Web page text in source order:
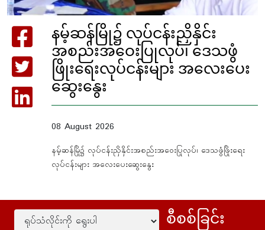
နမ့်ဆန်မြို၌ လုပ်ငန်းညှိနှိင်း
အစည်းအဝေးပြုလုပ်၊ ဒေသဖွံ
ဖြိုးရေးလုပ်ငန်းများ အလေးပေး
ဆွေးနွေး
08 August 2026
နမ့်ဆန်မြို၌ လုပ်ငန်းညှိနှိင်းအစည်းအဝေးပြုလုပ်၊ ဒေသဖွံဖြိုးရေး
လုပ်ငန်းများ အလေးပေးဆွေးနွေး
စီစစ်ခြင်း